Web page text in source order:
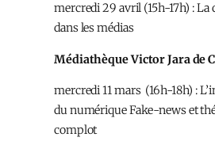
mercredi 29 avril (15h-17h) :
dans les médias
Médiathèque Victor Jara de
mercredi 11 mars (16h-18h) :
du numérique Fake-news et
complot